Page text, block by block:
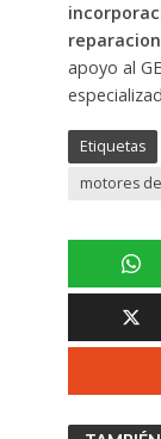
apoyo al
Etiquetas
motores